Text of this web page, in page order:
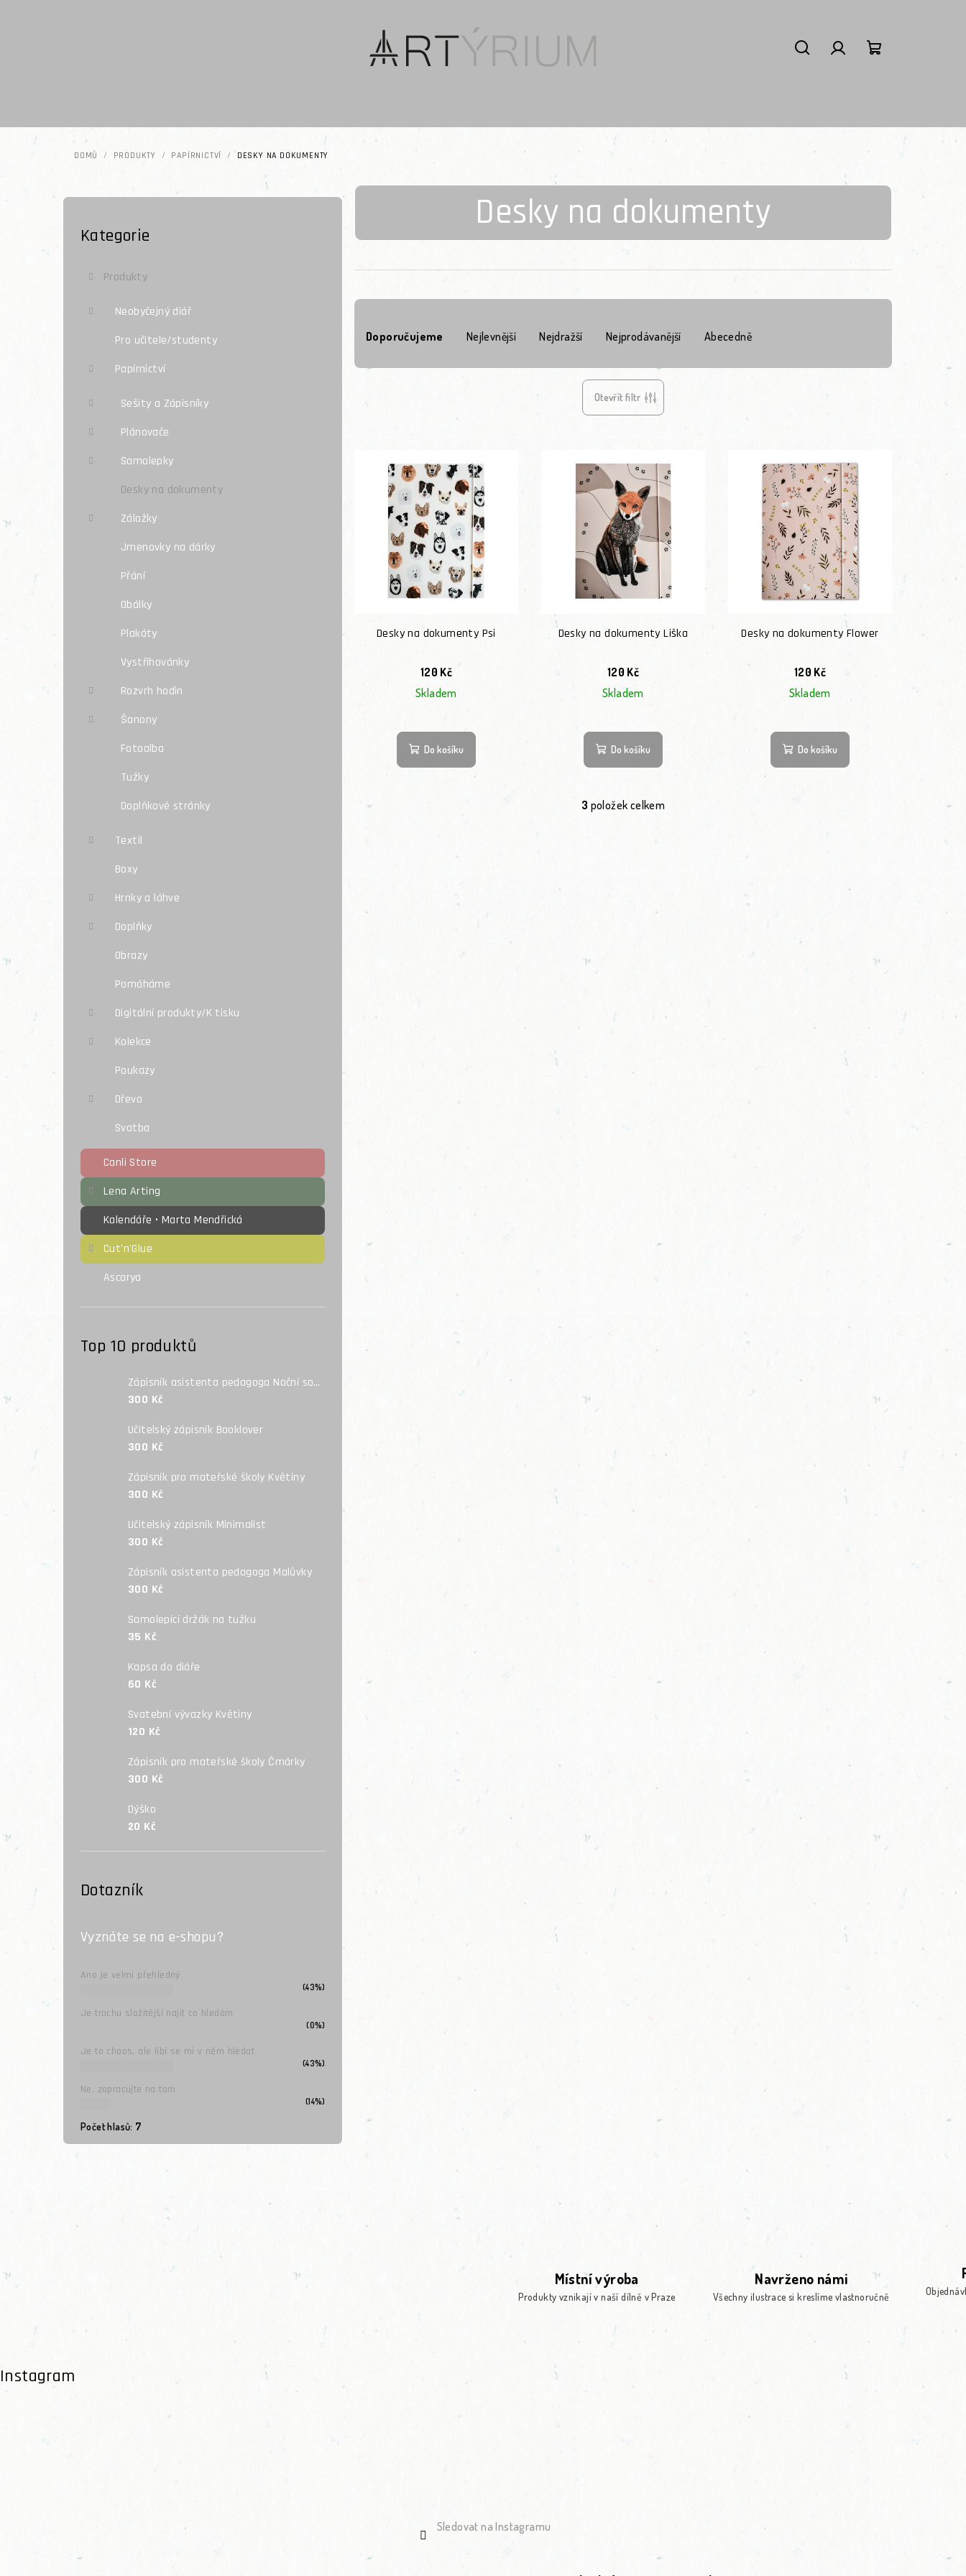
DOMŮ / PRODUKTY / PAPÍRNICTVÍ / DESKY NA DOKUMENTY
Postranní panel
Přeskočit kategorie
Kategorie
Produkty
Neobyčejný diář
Pro učitele/studenty
Papírnictví
Sešity a Zápisníky
Plánovače
Samolepky
Desky na dokumenty
Záložky
Jmenovky na dárky
Přání
Obálky
Plakáty
Vystřihovánky
Rozvrh hodin
Šanony
Fotoalba
Tužky
Doplňkové stránky
Textil
Boxy
Hrnky a láhve
Doplňky
Obrazy
Pomáháme
Digitální produkty/K tisku
Kolekce
Poukazy
Dřevo
Svatba
Canli Store
Lena Arting
Kalendáře • Marta Mendřická
Cut'n'Glue
Ascarya
Top 10 produktů
Zápisník asistenta pedagoga Noční sova
300 Kč
Učitelský zápisník Booklover
300 Kč
Zápisník pro mateřské školy Květiny
300 Kč
Učitelský zápisník Minimalist
300 Kč
Zápisník asistenta pedagoga Malůvky
300 Kč
Samolepící držák na tužku
35 Kč
Kapsa do diáře
60 Kč
Svatební vývazky Květiny
120 Kč
Zápisník pro mateřské školy Čmárky
300 Kč
Dýško
20 Kč
Dotazník
Vyznáte se na e-shopu?
Ano je velmi přehledný
(43%)
Je trochu složitější najít co hledám
(0%)
Je to chaos, ale líbí se mi v něm hledat
(43%)
Ne, zapracujte na tom
(14%)
Počet hlasů: 7
Desky na dokumenty
Doporučujeme Nejlevnější Nejdražší Nejprodávanější Abecedně
Otevřít filtr
Desky na dokumenty Psi
120 Kč
Skladem
Do košíku
Desky na dokumenty Liška
120 Kč
Skladem
Do košíku
Desky na dokumenty Flower
120 Kč
Skladem
Do košíku
Ovládací prvky výpisu
3 položek celkem
Místní výroba
Produkty vznikají v naší dílně v Praze
Navrženo námi
Všechny ilustrace si kreslíme vlastnoručně
Instagram
Sledovat na Instagramu